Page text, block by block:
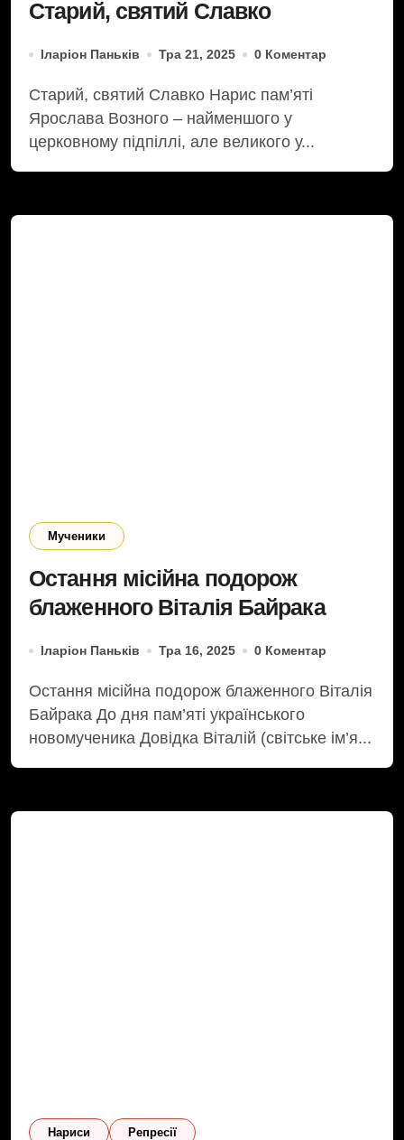
Старий, святий Славко
Іларіон Паньків Тра 21, 2025 0 Коментар
Старий, святий Славко Нарис пам’яті
Ярослава Возного – найменшого у
церковному підпіллі, але великого у...
Мученики
Остання місійна подорож
блаженного Віталія Байрака
Іларіон Паньків Тра 16, 2025 0 Коментар
Остання місійна подорож блаженного Віталія
Байрака До дня пам’яті українського
новомученика Довідка Віталій (світське ім’я...
Нариси Репресії